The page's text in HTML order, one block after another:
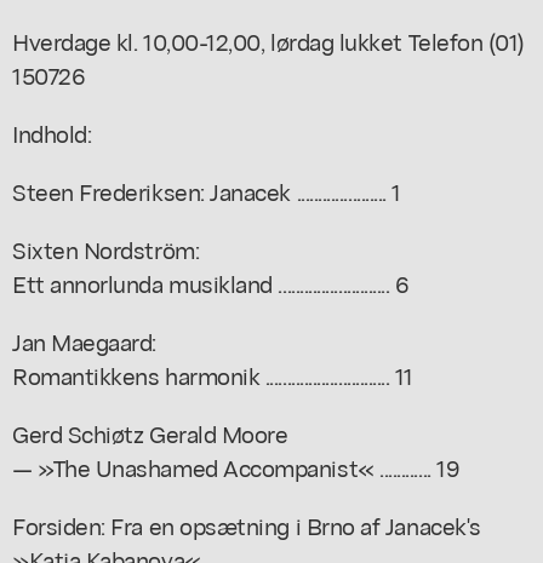
Hverdage kl. 10,00-12,00, lørdag lukket Telefon (01)
150726
Indhold:
Steen Frederiksen: Janacek ..................... 1
Sixten Nordström:
Ett annorlunda musikland .......................... 6
Jan Maegaard:
Romantikkens harmonik ............................. 11
Gerd Schiøtz Gerald Moore
— »The Unashamed Accompanist« ............ 19
Forsiden: Fra en opsætning i Brno af Janacek's